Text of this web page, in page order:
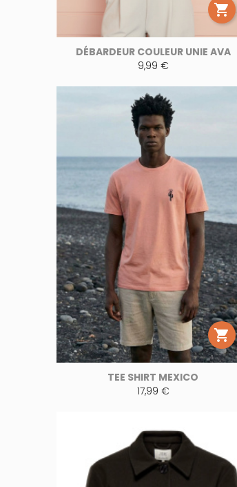

DÉBARDEUR COULEUR UNIE AVA
9,99 €

TEE SHIRT MEXICO
17,99 €